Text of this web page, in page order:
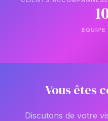
ÉQUIPE
Vous êtes
Discutons de votre